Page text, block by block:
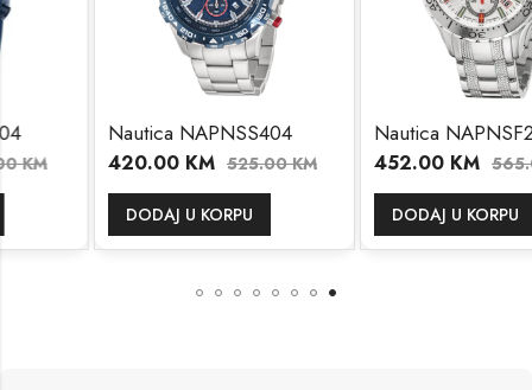
Nautica NAPNSS404
420.00KM 525.00 KM
DODAJ U KORPU
Nautica NAPNSF205
452.00KM 565.00 KM
DODAJ U KORPU